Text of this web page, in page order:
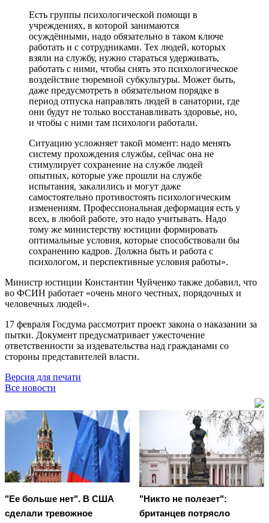
Есть группы психологической помощи в
учреждениях, в которой занимаются
осуждёнными, надо обязательно в таком ключе
работать и с сотрудниками. Тех людей, которых
взяли на службу, нужно стараться удерживать,
работать с ними, чтобы снять это психологическое
воздействие тюремной субкультуры. Может быть,
даже предусмотреть в обязательном порядке в
период отпуска направлять людей в санатории, где
они будут не только восстанавливать здоровье, но,
и чтобы с ними там психологи работали.
Ситуацию усложняет такой момент: надо менять
систему прохождения службы, сейчас она не
стимулирует сохранение на службе людей
опытных, которые уже прошли на службе
испытания, закалились и могут даже
самостоятельно противостоять психологическим
изменениям. Профессиональная деформация есть у
всех, в любой работе, это надо учитывать. Надо
тому же министерству юстиции формировать
оптимальные условия, которые способствовали бы
сохранению кадров. Должна быть и работа с
психологом, и перспективные условия работы».
Министр юстиции Константин Чуйченко также добавил, что
во ФСИН работает «очень много честных, порядочных и
человечных людей».
17 февраля Госдума рассмотрит проект закона о наказании за
пытки. Документ предусматривает ужесточение
ответственности за издевательства над гражданами со
стороны представителей власти.
Версия для печати
Все новости
"Ее больше нет". В США
сделали тревожное
"Никто не полезет":
британцев потрясло